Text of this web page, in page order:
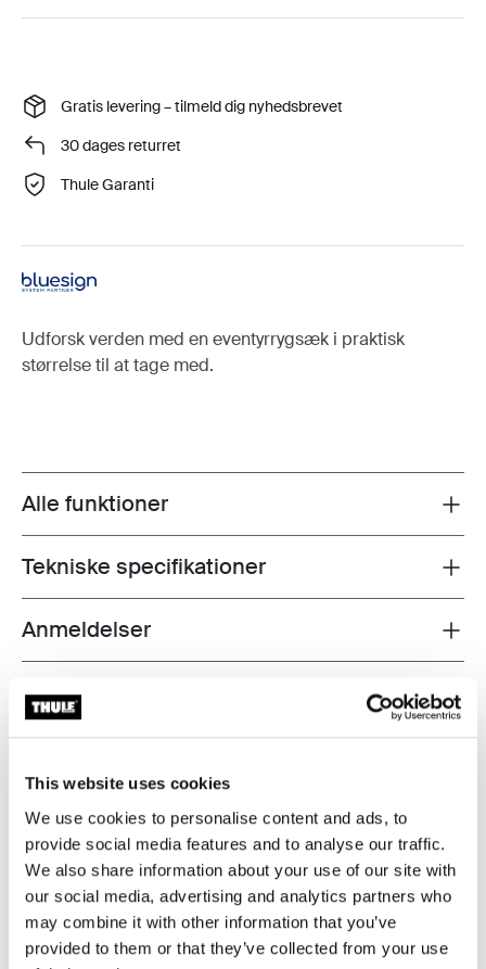
This website uses cookies
We use cookies to personalise content and ads, to
provide social media features and to analyse our traffic.
We also share information about your use of our site with
our social media, advertising and analytics partners who
may combine it with other information that you’ve
provided to them or that they’ve collected from your use
Gratis levering – tilmeld dig nyhedsbrevet
30 dages returret
Thule Garanti
Udforsk verden med en eventyrrygsæk i praktisk
størrelse til at tage med.
Toggle features
Alle funktioner
Toggle techspec
Tekniske specifikationer
Toggle overview
Anmeldelser